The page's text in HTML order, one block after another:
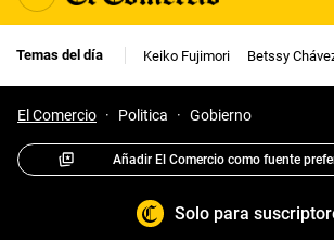
Temas del día Keiko Fujimori Betssy
El Comercio · Politica · Gobierno
Añadir El Comercio como fuente
Solo para